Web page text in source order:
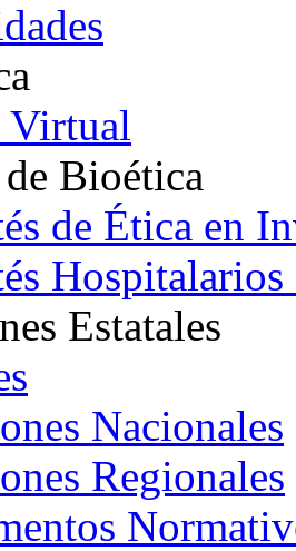
Virtual
Bioética
de Ética en
Estatales
Nacionales
Regionales